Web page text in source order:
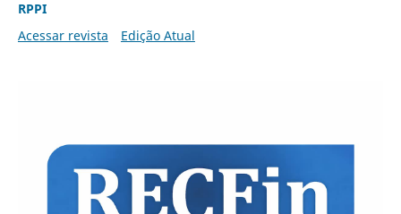
RPPI
Acessar revista
Edição Atual